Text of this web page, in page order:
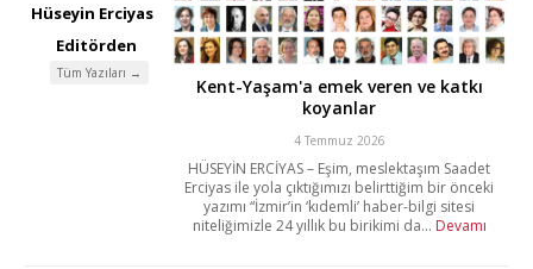
Hüseyin Erciyas
Editörden
Tüm Yazıları →
Kent-Yaşam'a emek veren ve katkı
koyanlar
4 Temmuz 2026
HÜSEYİN ERCİYAS – Eşim, meslektaşım Saadet
Erciyas ile yola çıktığımızı belirttiğim bir önceki
yazımı “İzmir’in ‘kıdemli’ haber-bilgi sitesi
niteliğimizle 24 yıllık bu birikimi da... Devamı